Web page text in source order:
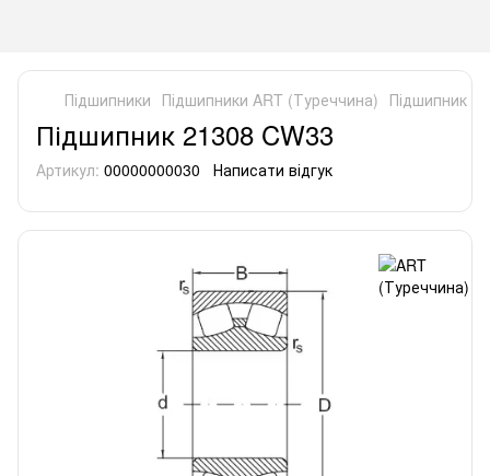
Підшипники Підшипники ART (Туреччина) Підшипник
Підшипник 21308 CW33
Артикул: 00000000030 Написати відгук